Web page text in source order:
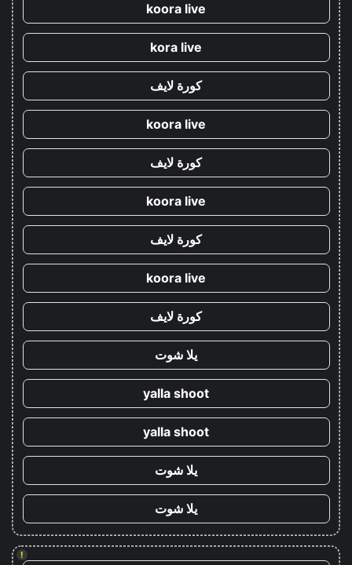
koora live
kora live
كورة لايف
koora live
كورة لايف
koora live
كورة لايف
koora live
كورة لايف
يلا شوت
yalla shoot
yalla shoot
يلا شوت
يلا شوت
!